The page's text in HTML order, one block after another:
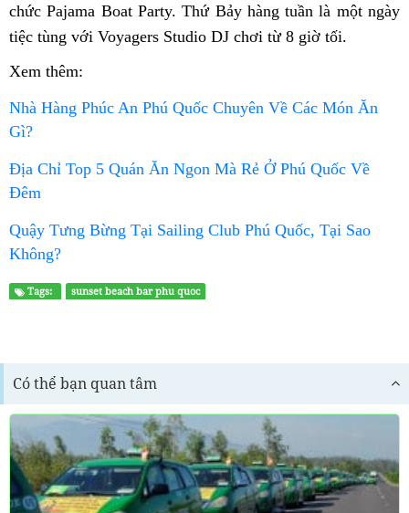
chức Pajama Boat Party. Thứ Bảy hàng tuần là một ngày
tiệc tùng với Voyagers Studio DJ chơi từ 8 giờ tối.
Xem thêm:
Nhà Hàng Phúc An Phú Quốc Chuyên Về Các Món Ăn
Gì?
Địa Chỉ Top 5 Quán Ăn Ngon Mà Rẻ Ở Phú Quốc Về
Đêm
Quậy Tưng Bừng Tại Sailing Club Phú Quốc, Tại Sao
Không?
Tags: sunset beach bar phu quoc
Có thể bạn quan tâm